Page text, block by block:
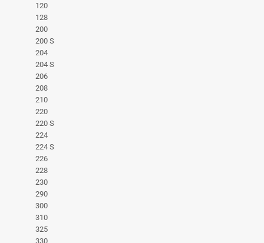
120
128
200
200 S
204
204 S
206
208
210
220
220 S
224
224 S
226
228
230
290
300
310
325
330